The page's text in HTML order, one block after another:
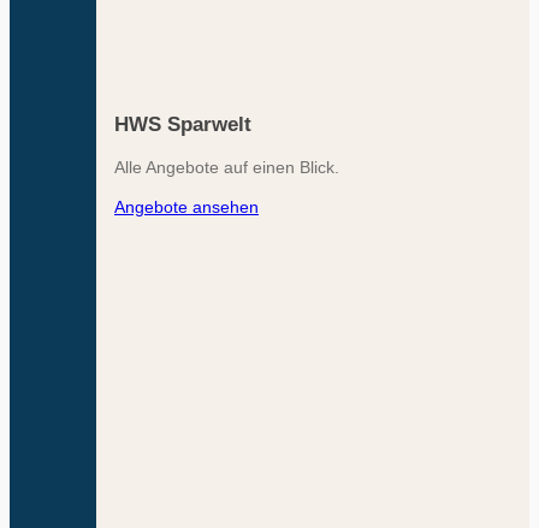
HWS Sparwelt
Alle Angebote auf einen Blick.
Angebote ansehen